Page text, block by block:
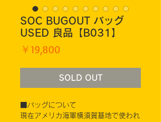
SOC BUGOUT バッグ
USED 良品【B031】
￥19,800
SOLD OUT
■バッグについて
現在アメリカ海軍横須賀基地で使われ